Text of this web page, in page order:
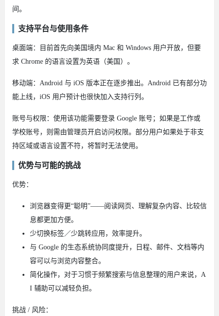
间。
支持平台与使用条件
桌面端：目前首先向美国境内 Mac 和 Windows 用户开放，但要
求 Chrome 的语言设置为英语（美国）。
移动端：Android 与 iOS 版本正在逐步推出。Android 已有部分功
能上线，iOS 用户预计也很快加入支持行列。
账号与权限：使用该功能需要登录 Google 账号；如果是工作或
学校账号，则需由管理员开启访问权限。部分用户如果处于非支
持区域或语言设置不符，将暂时无法使用。
优势与可能的挑战
优势：
浏览器变得更“聪明”——阅读网页、理解复杂内容、比较信
息都更加方便。
少切换标签／少跳转应用，效率提升。
与 Google 的生态系统协同度提升，日程、邮件、文档等内
容可以与浏览内容整合。
简化操作，对于习惯于频繁搜索与信息整理的用户来说，A
I 辅助可以减轻负担。
挑战 / 风险：